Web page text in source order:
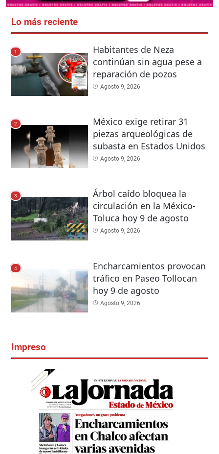
Lo más reciente
1
Habitantes de Neza
continúan sin agua pese a
reparación de pozos
Agosto 9, 2026
2
México exige retirar 31
piezas arqueológicas de
subasta en Estados Unidos
Agosto 9, 2026
3
Árbol caído bloquea la
circulación en la México-
Toluca hoy 9 de agosto
Agosto 9, 2026
4
Encharcamientos provocan
tráfico en Paseo Tollocan
hoy 9 de agosto
Agosto 9, 2026
Impreso